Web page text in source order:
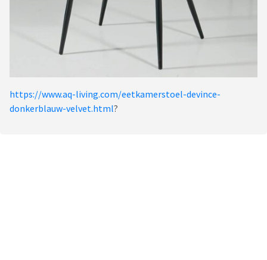
https://www.aq-living.com/eetkamerstoel-devince-
donkerblauw-velvet.html?